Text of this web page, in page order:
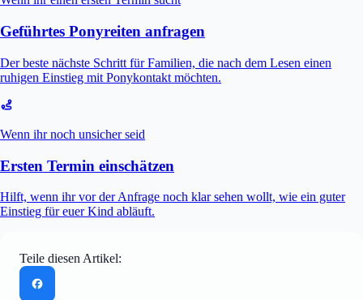
Geführtes Ponyreiten anfragen
Der beste nächste Schritt für Familien, die nach dem Lesen einen
ruhigen Einstieg mit Ponykontakt möchten.
Wenn ihr noch unsicher seid
Ersten Termin einschätzen
Hilft, wenn ihr vor der Anfrage noch klar sehen wollt, wie ein guter
Einstieg für euer Kind abläuft.
Teile diesen Artikel: